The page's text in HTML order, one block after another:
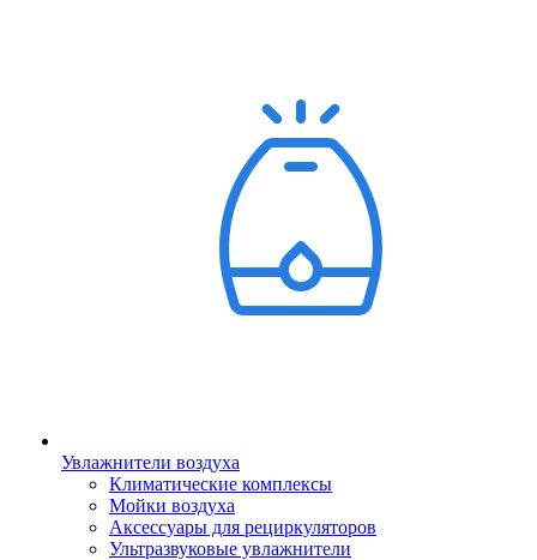
Увлажнители воздуха
Климатические комплексы
Мойки воздуха
Аксессуары для рециркуляторов
Ультразвуковые увлажнители